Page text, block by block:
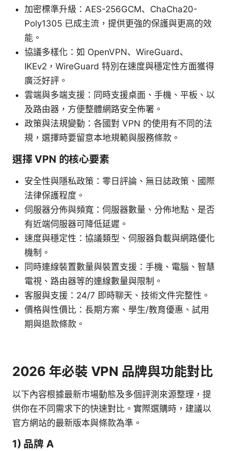
加密標準升級：AES-256GCM、ChaCha20-
Poly1305 已成主流，提供更強的保護與更高的效
能。
協議多樣化：如 OpenVPN、WireGuard、
IKEv2，WireGuard 特別在速度與穩定性方面獲得
廣泛好評。
雲端與多端支援：同時支援桌面、手機、平板、以
及路由器，方便整體網路安全佈署。
政策與法規變動：各國對 VPN 的使用有不同的法
規，選擇時要留意本地規範與服務條款。
選擇 VPN 的核心要素
安全性與隱私政策：零日評論、無日誌政策、國際
法律保護程度。
伺服器分佈與頻寬：伺服器數量、分佈地點、是否
有近端伺服器可降低延遲。
速度與穩定性：協議類型、伺服器負載與網路優化
機制。
同時連線裝置數量與裝置支援：手機、電腦、智慧
電視、路由器等的連線數量與限制。
客服與支援：24/7 即時聊天、技術文件完整性。
價格與性價比：長期方案、學生/教育優惠、試用
期與退款條款。
2026 年必裝 VPN 品牌與功能對比
以下內容根據最新市場動態及多個評測來源整理，提
供你在不同需求下的快速對比。實際選購時，建議以
官方網站的最新版本與條款為準。
1) 品牌 A